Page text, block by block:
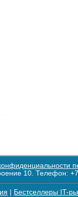
10. Телефон:
Бестселлеры IT-